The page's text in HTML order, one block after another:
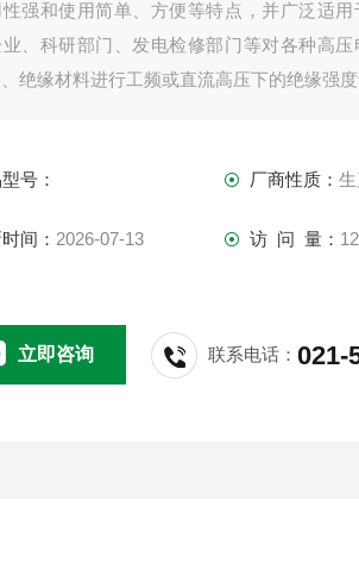
强和使用简单、方便等特点，并广泛适用
、科研部门、发电检修部门等对各种高压
绝缘材料进行工频或直流高压下的绝缘强度
号： 厂商性质：
间： 2026-07-13 访 问 量：
立即咨询 联系电话：021-